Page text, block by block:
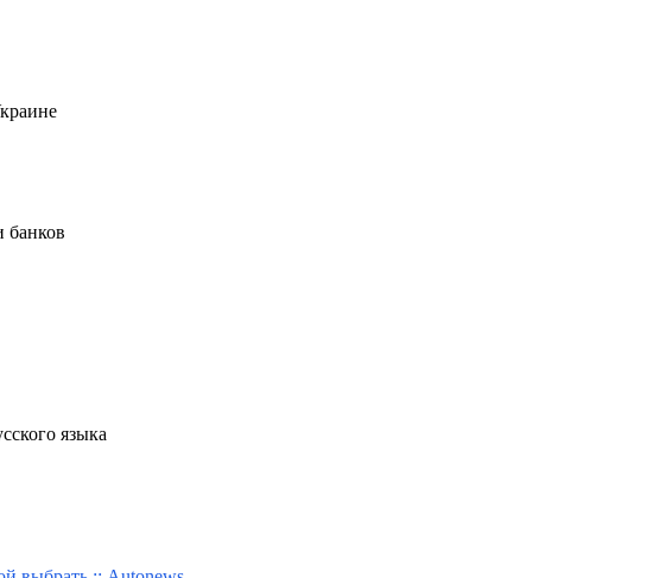
банков
языка